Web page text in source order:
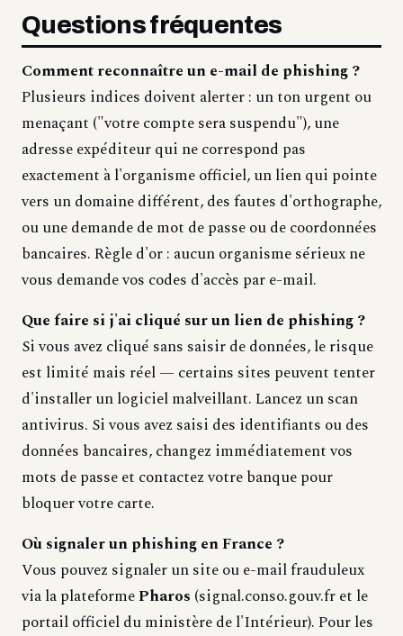
Questions fréquentes
Comment reconnaître un e-mail de phishing ?
Plusieurs indices doivent alerter : un ton urgent ou
menaçant ("votre compte sera suspendu"), une
adresse expéditeur qui ne correspond pas
exactement à l'organisme officiel, un lien qui pointe
vers un domaine différent, des fautes d'orthographe,
ou une demande de mot de passe ou de coordonnées
bancaires. Règle d'or : aucun organisme sérieux ne
vous demande vos codes d'accès par e-mail.
Que faire si j'ai cliqué sur un lien de phishing ?
Si vous avez cliqué sans saisir de données, le risque
est limité mais réel — certains sites peuvent tenter
d'installer un logiciel malveillant. Lancez un scan
antivirus. Si vous avez saisi des identifiants ou des
données bancaires, changez immédiatement vos
mots de passe et contactez votre banque pour
bloquer votre carte.
Où signaler un phishing en France ?
Vous pouvez signaler un site ou e-mail frauduleux
via la plateformePharos (signal.conso.gouv.fr et le
portail officiel du ministère de l'Intérieur). Pour les